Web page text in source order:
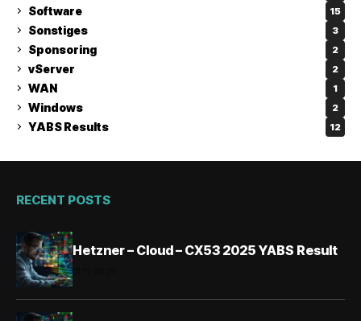
Software 15
Sonstiges 3
Sponsoring 2
vServer 2
WAN 1
Windows 2
YABS Results 12
RECENT POSTS
Hetzner – Cloud – CX53 2025 YABS Result